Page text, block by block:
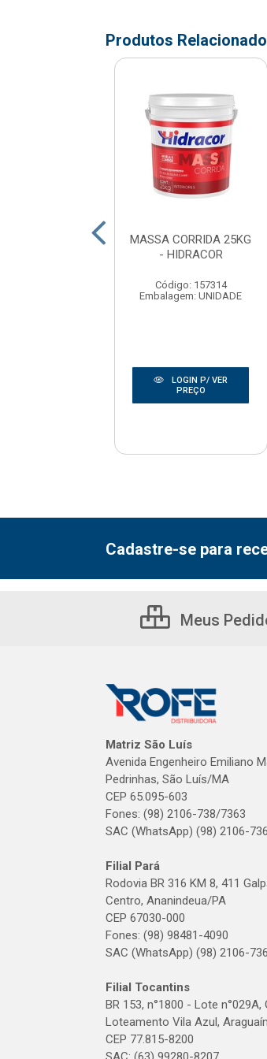
Produtos
MASSA CORRIDA 25KG
- HIDRACOR
Código: 157314
Embalagem: UNIDADE
LOGIN P/ VER
PREÇO
Cadastre-se para
Meus
Matriz São Luís
Avenida Engenheiro Emiliano
Pedrinhas, São Luís/MA
CEP 65.095-603
Fones: (98) 2106-738/7363
SAC (WhatsApp) (98) 2106-
Filial Pará
Rodovia BR 316 KM 8, 411
Centro, Ananindeua/PA
CEP 67030-000
Fones: (98) 98481-4090
SAC (WhatsApp) (98) 2106-
Filial Tocantins
BR 153, n°1800 - Lote n°029A,
Loteamento Vila Azul,
CEP 77.815-8200